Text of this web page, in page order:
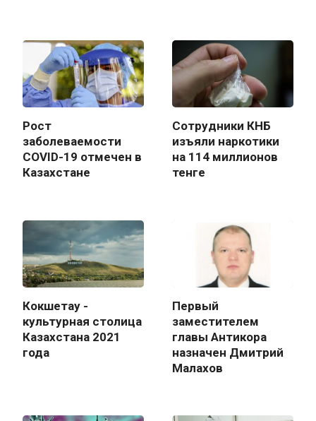
Рост
заболеваемости
COVID-19 отмечен в
Казахстане
Сотрудники КНБ
изъяли наркотики
на 114 миллионов
тенге
Кокшетау -
культурная столица
Казахстана 2021
года
Первый
заместителем
главы Антикора
назначен Дмитрий
Малахов